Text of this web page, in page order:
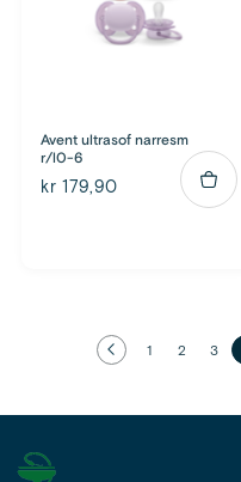
Avent ultrasof narresm
r/l0-6
kr 179,90
1 2 3